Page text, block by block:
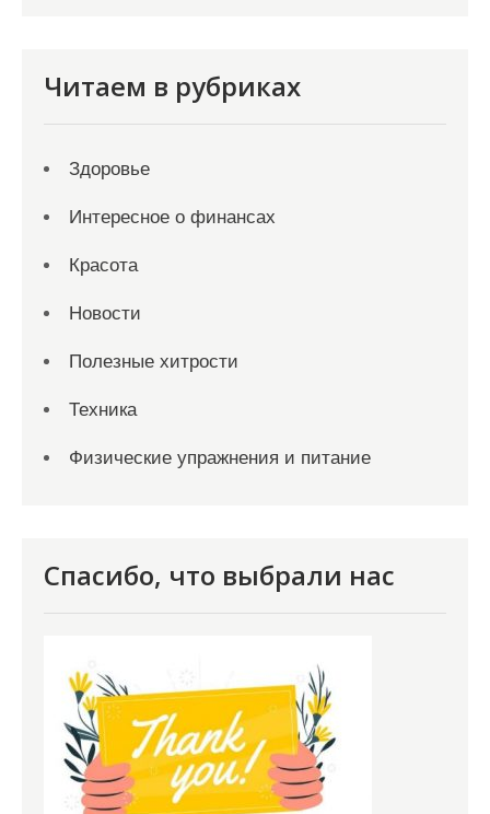
Читаем в рубриках
Здоровье
Интересное о финансах
Красота
Новости
Полезные хитрости
Техника
Физические упражнения и питание
Спасибо, что выбрали нас